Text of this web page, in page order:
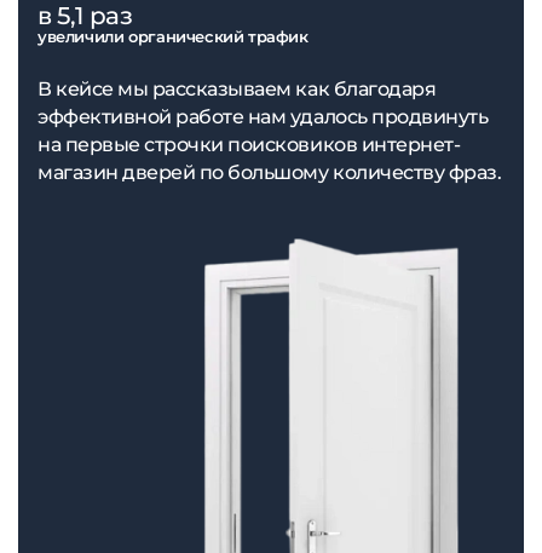
в 5,1 раз
увеличили органический трафик
В кейсе мы рассказываем как благодаря
эффективной работе нам удалось продвинуть
на первые строчки поисковиков интернет-
магазин дверей по большому количеству фраз.